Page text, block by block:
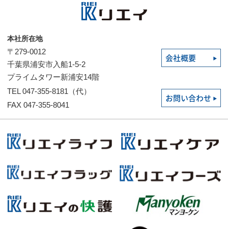
本社所在地
〒279-0012
千葉県浦安市入船1-5-2
プライムタワー新浦安14階
会社概要
TEL 047-355-8181（代）
FAX 047-355-8041
お問い合わせ